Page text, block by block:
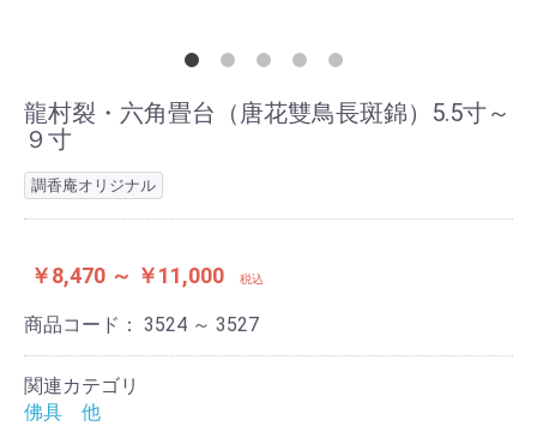
龍村裂・六角畳台（唐花雙鳥長斑錦）5.5寸～
９寸
調香庵オリジナル
￥8,470 ～ ￥11,000 税込
商品コード： 3524 ～ 3527
関連カテゴリ
佛具 他